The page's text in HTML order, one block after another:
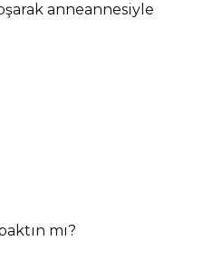
anneannesiyle
mı?